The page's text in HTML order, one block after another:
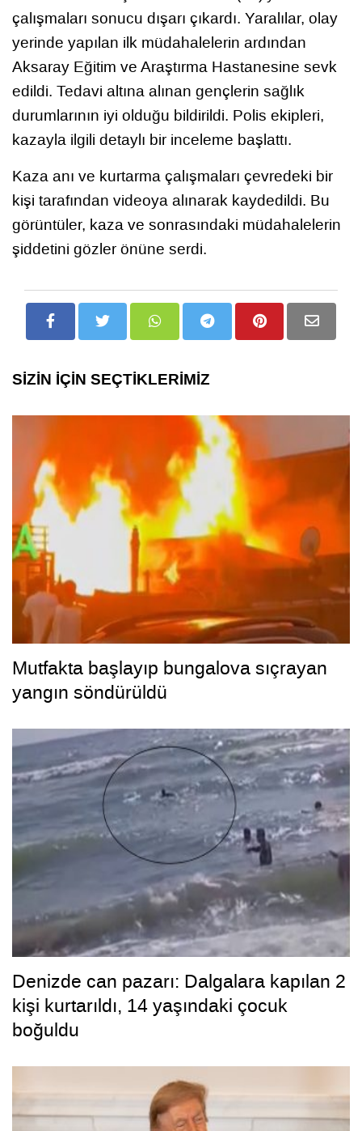
çalışmaları sonucu dışarı çıkardı. Yaralılar, olay
yerinde yapılan ilk müdahalelerin ardından
Aksaray Eğitim ve Araştırma Hastanesine sevk
edildi. Tedavi altına alınan gençlerin sağlık
durumlarının iyi olduğu bildirildi. Polis ekipleri,
kazayla ilgili detaylı bir inceleme başlattı.
Kaza anı ve kurtarma çalışmaları çevredeki bir
kişi tarafından videoya alınarak kaydedildi. Bu
görüntüler, kaza ve sonrasındaki müdahalelerin
şiddetini gözler önüne serdi.
SİZİN İÇİN SEÇTİKLERİMİZ
Mutfakta başlayıp bungalova sıçrayan
yangın söndürüldü
Denizde can pazarı: Dalgalara kapılan 2
kişi kurtarıldı, 14 yaşındaki çocuk
boğuldu